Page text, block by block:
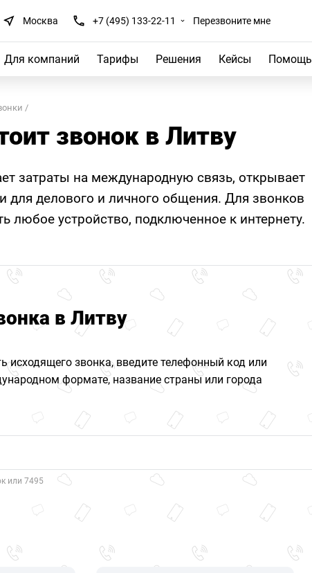
Москва +7 (495) 133-22-11 Перезвоните мне
Для компаний Тарифы Решения Кейсы Помощь
звонок в Литву
затраты на международную связь, открывает
для делового и личного общения. Для звонков
любое устройство, подключенное к интернету.
в Литву
исходящего звонка, введите телефонный код или
формате, название страны или города
или 7495